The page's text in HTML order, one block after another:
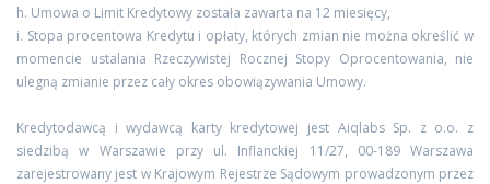
h. Umowa o Limit Kredytowy została zawarta na 12 miesięcy,
i. Stopa procentowa Kredytu i opłaty, których zmian nie można określić w
momencie ustalania Rzeczywistej Rocznej Stopy Oprocentowania, nie
ulegną zmianie przez cały okres obowiązywania Umowy.
Kredytodawcą i wydawcą karty kredytowej jest Aiqlabs Sp. z o.o. z
siedzibą w Warszawie przy ul. Inflanckiej 11/27, 00-189 Warszawa
zarejestrowany jest w Krajowym Rejestrze Sądowym prowadzonym przez